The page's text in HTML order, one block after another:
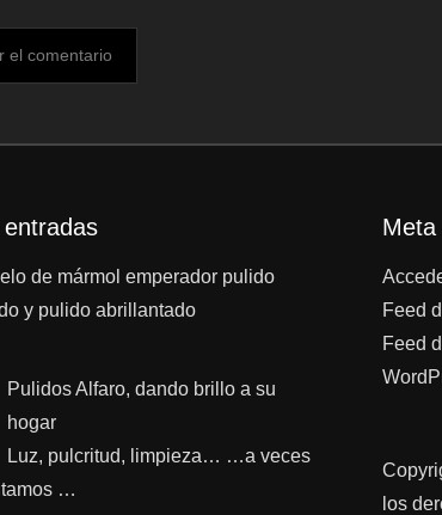
de mármol emperador pulido
y pulido abrillantado
Pulidos Alfaro, dando brillo a su
hogar
Luz, pulcritud, limpieza… …a veces
…
Meta
Feed
Feed
los